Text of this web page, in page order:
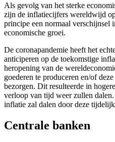
Als gevolg van het sterke
zijn de inflatiecijfers wereldwijd
principe een normaal verschijnsel
economische groei.
De coronapandemie heeft het
anticiperen op de toekomstige
heropening van de
goederen te produceren en/of
bezorgen. Dit resulteerde in
verloop van tijd weer zullen
inflatie zal dalen door deze
Centrale banken